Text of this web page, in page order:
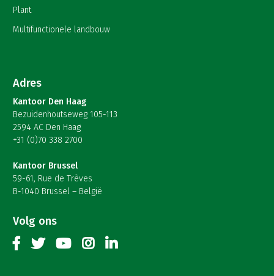
Plant
Multifunctionele landbouw
Adres
Kantoor Den Haag
Bezuidenhoutseweg 105-113
2594 AC Den Haag
+31 (0)70 338 2700
Kantoor Brussel
59-61, Rue de Trèves
B-1040 Brussel – België
Volg ons